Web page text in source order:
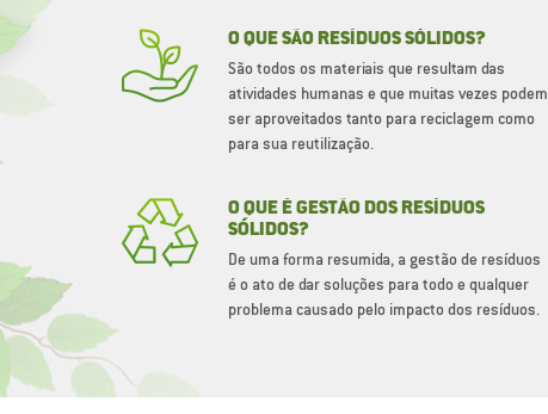
O QUE SÃO RESÍDUOS SÓLIDOS?
São todos os materiais que resultam das
atividades humanas e que muitas vezes podem
ser aproveitados tanto para reciclagem como
para sua reutilização.
O QUE É GESTÃO DOS RESÍDUOS
SÓLIDOS?
De uma forma resumida, a gestão de resíduos
é o ato de dar soluções para todo e qualquer
problema causado pelo impacto dos resíduos.